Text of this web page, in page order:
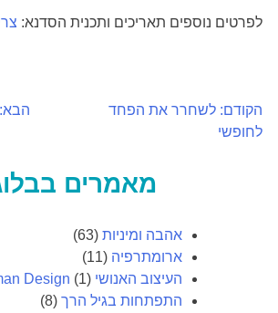
לפרטים נוספים תאריכים ותכנית הסדנא:
ניווט
הקודם: לשחרר את הפחד
לחופשי
הבא:
מאמרים
אהבה ומיניות(63)
ארומתרפיה (11)
העיצוב האנושי Human Design (1)
התפתחות בגיל הרך(8)